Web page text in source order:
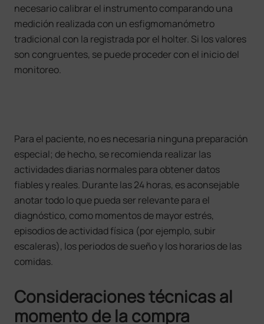
necesario calibrar el instrumento comparando una
medición realizada con un esfigmomanómetro
tradicional con la registrada por el holter. Si los valores
son congruentes, se puede proceder con el inicio del
monitoreo.
Para el paciente, no es necesaria ninguna preparación
especial; de hecho, se recomienda realizar las
actividades diarias normales para obtener datos
fiables y reales. Durante las 24 horas, es aconsejable
anotar todo lo que pueda ser relevante para el
diagnóstico, como momentos de mayor estrés,
episodios de actividad física (por ejemplo, subir
escaleras), los periodos de sueño y los horarios de las
comidas.
Consideraciones técnicas al
momento de la compra